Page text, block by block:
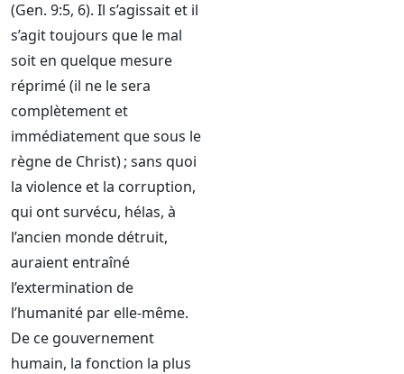
(Gen. 9:5, 6). Il s’agissait et il
s’agit toujours que le mal
soit en quelque mesure
réprimé (il ne le sera
complètement et
immédiatement que sous le
règne de Christ) ; sans quoi
la violence et la corruption,
qui ont survécu, hélas, à
l’ancien monde détruit,
auraient entraîné
l’extermination de
l’humanité par elle-même.
De ce gouvernement
humain, la fonction la plus